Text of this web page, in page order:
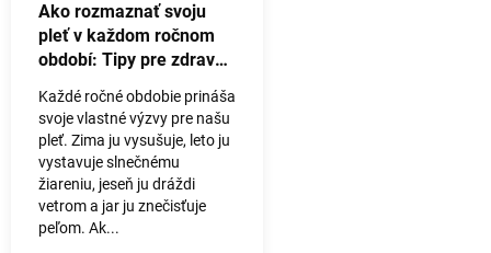
Ako rozmaznať svoju
pleť v každom ročnom
období: Tipy pre zdravý
Každé ročné obdobie prináša
svoje vlastné výzvy pre našu
pleť. Zima ju vysušuje, leto ju
vystavuje slnečnému
žiareniu, jeseň ju dráždi
vetrom a jar ju znečisťuje
peľom. Ak...